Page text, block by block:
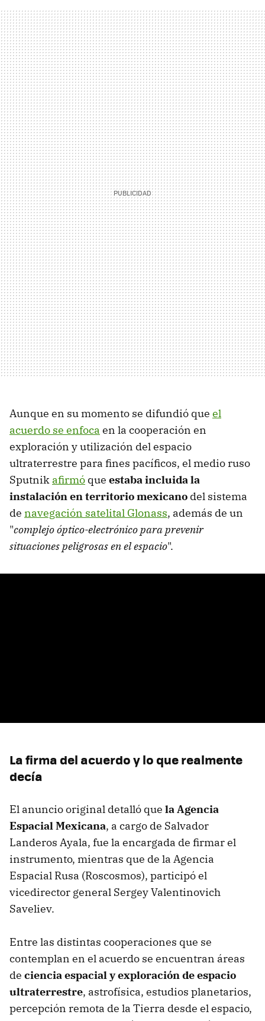
Aunque en su momento se difundió que el
acuerdo se enfoca en la cooperación en
exploración y utilización del espacio
ultraterrestre para fines pacíficos, el medio ruso
Sputnik afirmó que estaba incluida la
instalación en territorio mexicano del sistema
de navegación satelital Glonass, además de un
"complejo óptico-electrónico para prevenir
situaciones peligrosas en el espacio".
La firma del acuerdo y lo que realmente
decía
El anuncio original detalló que la Agencia
Espacial Mexicana, a cargo de Salvador
Landeros Ayala, fue la encargada de firmar el
instrumento, mientras que de la Agencia
Espacial Rusa (Roscosmos), participó el
vicedirector general Sergey Valentinovich
Saveliev.
Entre las distintas cooperaciones que se
contemplan en el acuerdo se encuentran áreas
de ciencia espacial y exploración de espacio
ultraterrestre, astrofísica, estudios planetarios,
percepción remota de la Tierra desde el espacio,